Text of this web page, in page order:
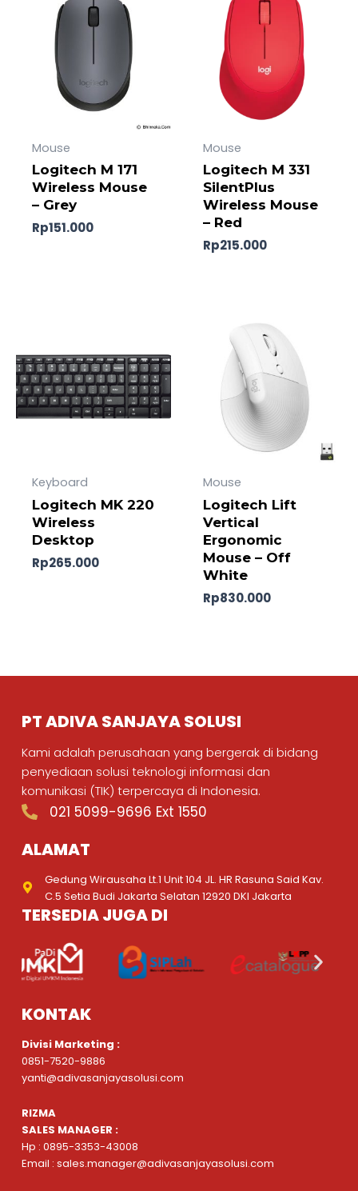
Mouse
Logitech M 171
Wireless Mouse
– Grey
Rp151.000
Mouse
Logitech M 331
SilentPlus
Wireless Mouse
– Red
Rp215.000
Keyboard
Logitech MK 220
Wireless
Desktop
Rp265.000
Mouse
Logitech Lift
Vertical
Ergonomic
Mouse – Off
White
Rp830.000
PT ADIVA SANJAYA SOLUSI
Kami adalah perusahaan yang bergerak di bidang
penyediaan solusi teknologi informasi dan
komunikasi (TIK) terpercaya di Indonesia.
021 5099-9696 Ext 1550
ALAMAT
Gedung Wirausaha Lt.1 Unit 104 JL. HR Rasuna Said Kav.
C.5 Setia Budi Jakarta Selatan 12920 DKI Jakarta
TERSEDIA JUGA DI
KONTAK
Divisi Marketing :
0851-7520-9886
yanti@adivasanjayasolusi.com
RIZMA
SALES MANAGER :
Hp : 0895-3353-43008
Email : sales.manager@adivasanjayasolusi.com